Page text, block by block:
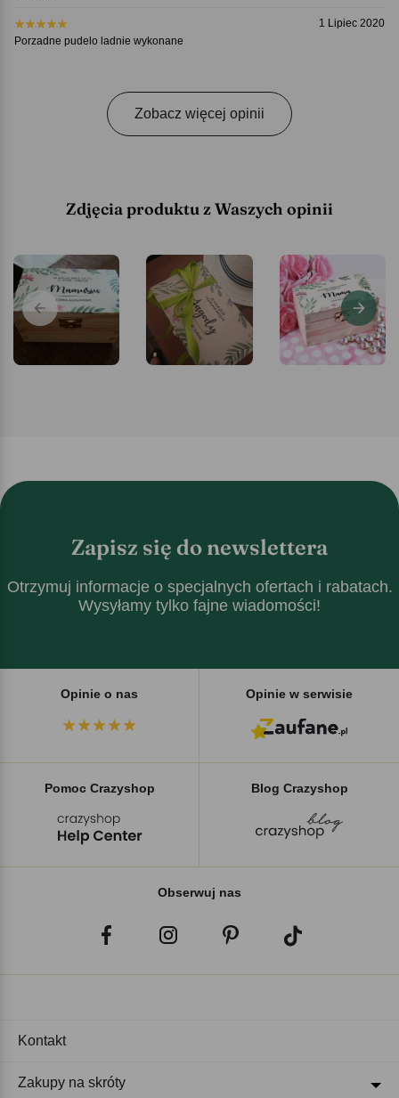
1 Lipiec 2020
Porzadne pudelo ladnie wykonane
Zobacz więcej opinii
Zdjęcia produktu z Waszych opinii
Zapisz się do newslettera
Otrzymuj informacje o specjalnych ofertach i rabatach.
Wysyłamy tylko fajne wiadomości!
Opinie o nas Opinie w serwisie
Pomoc Crazyshop Blog Crazyshop
Obserwuj nas
Kontakt
Zakupy na skróty